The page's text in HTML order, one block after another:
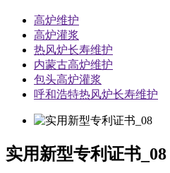
高炉维护
高炉灌浆
热风炉长寿维护
内蒙古高炉维护
包头高炉灌浆
呼和浩特热风炉长寿维护
实用新型专利证书_08